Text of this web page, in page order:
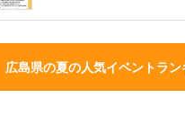
広島県の夏の人気イベントラ